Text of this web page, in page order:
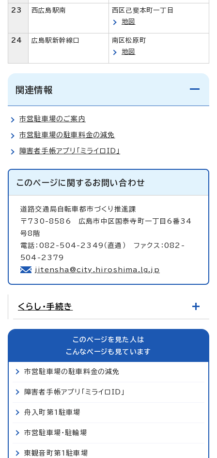
23 西広島駅南
西区己斐本町一丁目
地図
24 広島駅新幹線口
南区松原町
地図
関連情報
市営駐車場のご案内
市営駐車場の駐車料金の減免
障害者手帳アプリ「ミライロID」
このページに関するお問い合わせ
道路交通局自転車都市づくり推進課
〒730-8586 広島市中区国泰寺町一丁目6番34
号8階
電話：082-504-2349（直通） ファクス：082-
504-2379
jitensha@city.hiroshima.lg.jp
くらし・手続き
このページを見た人は
こんなページも見ています
市営駐車場の駐車料金の減免
障害者手帳アプリ「ミライロID」
舟入町第1駐車場
市営駐車場・駐輪場
東観音町第1駐車場